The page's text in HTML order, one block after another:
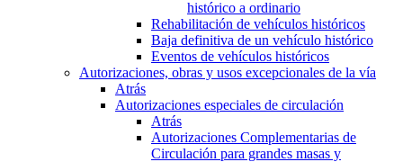
histórico a ordinario
Rehabilitación de vehículos históricos
Baja definitiva de un vehículo histórico
Eventos de vehículos históricos
Autorizaciones, obras y usos excepcionales de la vía
Atrás
Autorizaciones especiales de circulación
Atrás
Autorizaciones Complementarias de
Circulación para grandes masas y